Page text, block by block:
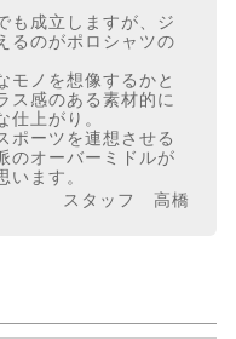
も成立しますが、ジ
るのがポロシャツの
モノを想像するかと
ス感のある素材的に
仕上がり。
ポーツを連想させる
のオーバーミドルが
います。
スタッフ 高橋